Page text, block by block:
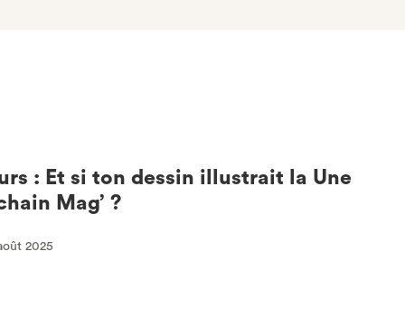
: Et si ton dessin illustrait la Une
Mag’ ?
2025